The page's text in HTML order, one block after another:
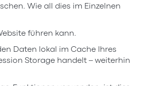
Wie all dies im Einzelnen
führen kann.
Daten lokal im Cache Ihres
Storage handelt – weiterhin